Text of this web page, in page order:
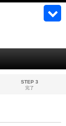
STEP 3
完了